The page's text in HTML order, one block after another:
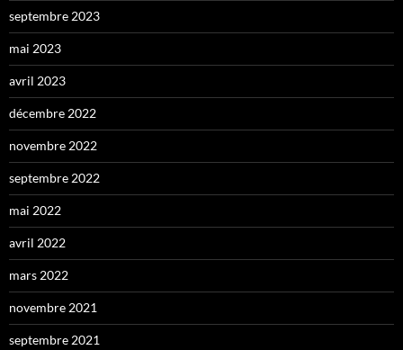
septembre 2023
mai 2023
avril 2023
décembre 2022
novembre 2022
septembre 2022
mai 2022
avril 2022
mars 2022
novembre 2021
septembre 2021